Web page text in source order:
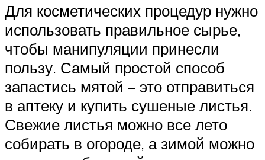
Для косметических процедур нужно
использовать правильное сырье,
чтобы манипуляции принесли
пользу. Самый простой способ
запастись мятой – это отправиться
в аптеку и купить сушеные листья.
Свежие листья можно все лето
собирать в огороде, а зимой можно